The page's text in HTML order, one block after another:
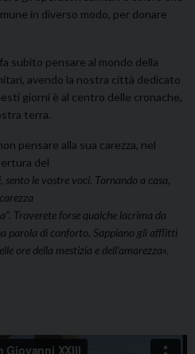
in diverso modo, per donare
subito pensare al mondo della
avendo la nostra città dedicato
giorni è al centro delle cronache,
terra.
pensare alla sua carezza, nel
del
sento le vostre voci. Tornando a casa,
Troverete forse qualche lacrima da
parola di conforto. Sappiano gli afflitti
ore della mestizia e dell’amarezza».